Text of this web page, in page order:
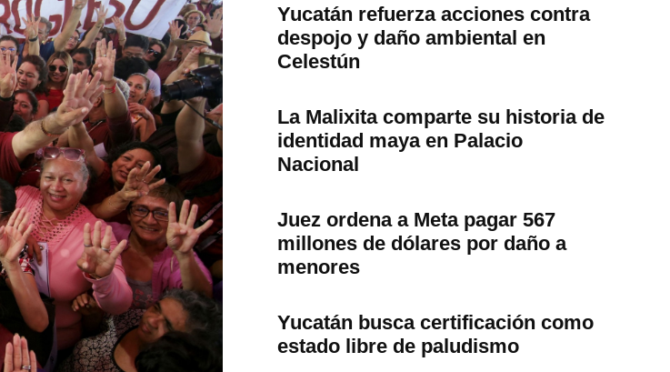
Yucatán refuerza acciones contra
despojo y daño ambiental en
Celestún
La Malixita comparte su historia de
identidad maya en Palacio
Nacional
Juez ordena a Meta pagar 567
millones de dólares por daño a
menores
Yucatán busca certificación como
estado libre de paludismo